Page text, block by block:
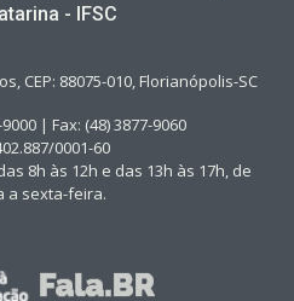
- IFSC
CEP: 88075-010, Florianópolis-SC
| Fax: (48) 3877-9060
0001-60
8h às 12h e das 13h às 17h, de
a sexta-feira.